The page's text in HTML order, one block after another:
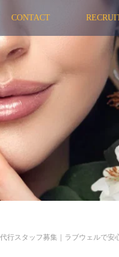
CONTACT
行スタッフ募集｜ラブウェルで安